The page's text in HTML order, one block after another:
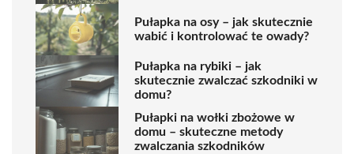
Pułapka na osy – jak skutecznie
wabić i kontrolować te owady?
Pułapka na rybiki – jak
skutecznie zwalczać szkodniki w
domu?
Pułapki na wołki zbożowe w
domu – skuteczne metody
zwalczania szkodników